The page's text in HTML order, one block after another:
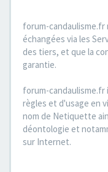
forum-
échangées via les
des tiers, et que la
garantie.
forum-
règles et d'usage en
nom de Netiquette
déontologie et
sur Internet.